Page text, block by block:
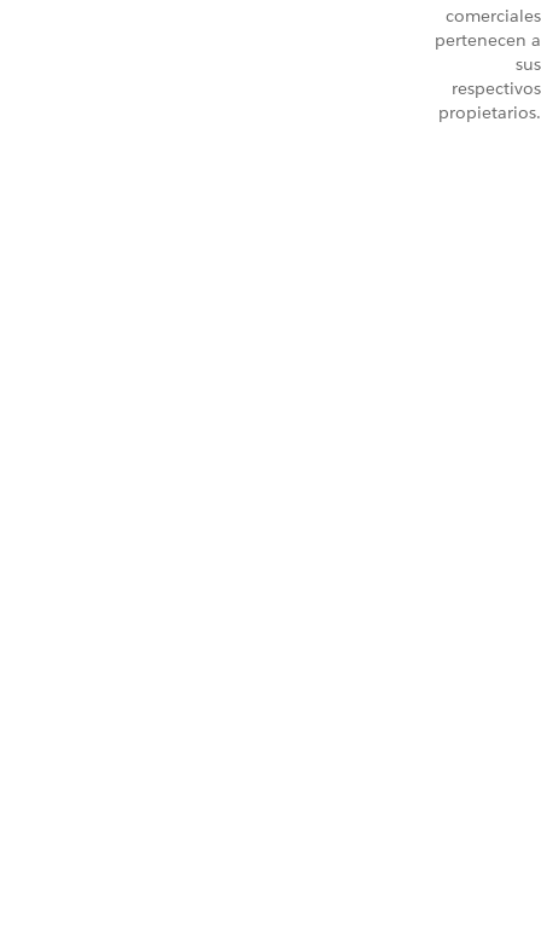
comerciales
pertenecen a
sus
respectivos
propietarios.